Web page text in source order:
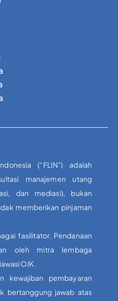
(“FLIN”) adalah
manajemen utang
dan mediasi), bukan
memberikan pinjaman
fasilitator. Pendanaan
oleh mitra lembaga
OJK.
kewajiban pembayaran
bertanggung jawab atas